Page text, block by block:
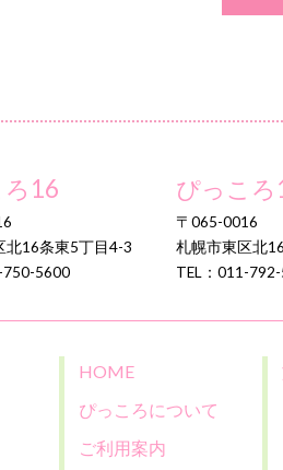
16
北16条東5丁目4-3
750-5600
ぴっころ
〒065-0016
札幌市東区北
TEL：011-
HOME
ぴっころについて
ご利用案内